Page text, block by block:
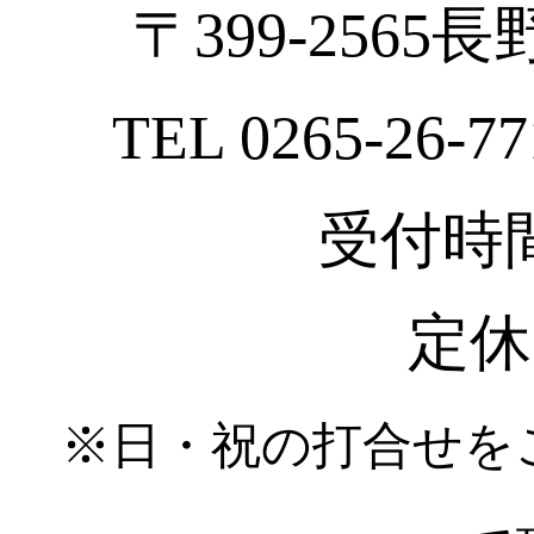
〒399-2565長
TEL 0265-26-
受付時
定
※日・祝の打合せを